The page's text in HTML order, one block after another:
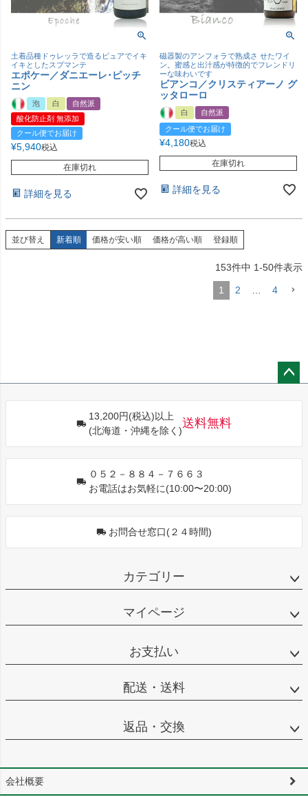
土着品種ドゥレッラで造るピュアでイキ
イキとしたスプマンテ
エポケー／ダニエーレ･ピッチ
ニン
泡 白
自然派
酸化防止剤 無添加
クール便でお届け
¥5,940税込
在庫切れ
詳細を見る
磁器製のアンフォラで熟成さ せたワイ
ン。蜜感と出汁感が特徴的でフレンドリ
ーな味わいです
ビアンコ／クリスティアーノ グ
ッタローロ
白
自然派
クール便でお届け
¥4,180税込
在庫切れ
詳細を見る
並び替え 新着順 価格が安い順 価格が高い順 登録順
153件中 1-50件表示
1 2 4
13,200円(税込)以上
(北海道・沖縄を除く)
送料無料
０５２－８８４－７６６３
お電話はお気軽に(10:00〜20:00)
お問合せ窓口(２４時間)
カテゴリー
マイページ
お支払い
配送・送料
返品・交換
会社概要